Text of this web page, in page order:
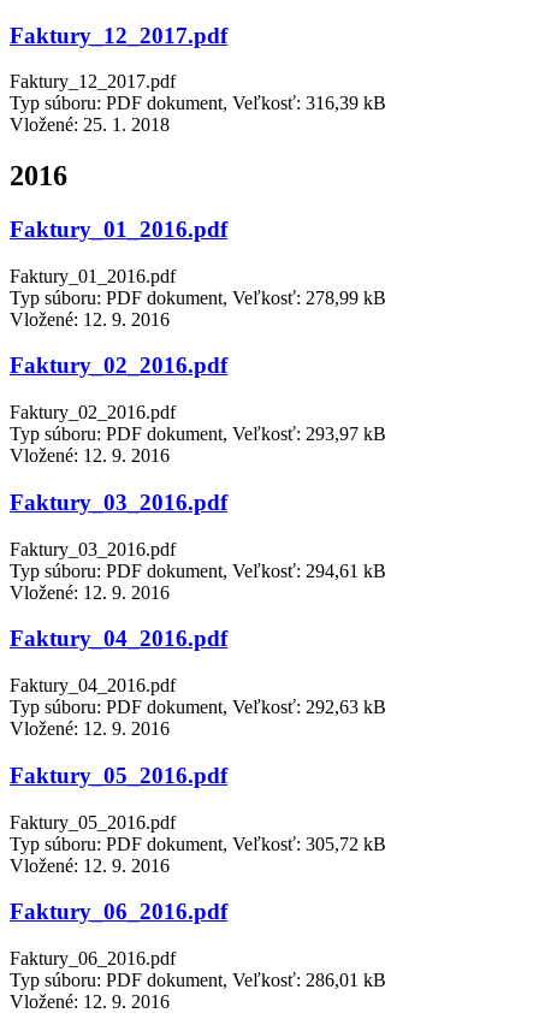
Faktury_12_2017.pdf
Faktury_12_2017.pdf
Typ súboru: PDF dokument, Veľkosť: 316,39 kB
Vložené: 25. 1. 2018
2016
Faktury_01_2016.pdf
Faktury_01_2016.pdf
Typ súboru: PDF dokument, Veľkosť: 278,99 kB
Vložené: 12. 9. 2016
Faktury_02_2016.pdf
Faktury_02_2016.pdf
Typ súboru: PDF dokument, Veľkosť: 293,97 kB
Vložené: 12. 9. 2016
Faktury_03_2016.pdf
Faktury_03_2016.pdf
Typ súboru: PDF dokument, Veľkosť: 294,61 kB
Vložené: 12. 9. 2016
Faktury_04_2016.pdf
Faktury_04_2016.pdf
Typ súboru: PDF dokument, Veľkosť: 292,63 kB
Vložené: 12. 9. 2016
Faktury_05_2016.pdf
Faktury_05_2016.pdf
Typ súboru: PDF dokument, Veľkosť: 305,72 kB
Vložené: 12. 9. 2016
Faktury_06_2016.pdf
Faktury_06_2016.pdf
Typ súboru: PDF dokument, Veľkosť: 286,01 kB
Vložené: 12. 9. 2016